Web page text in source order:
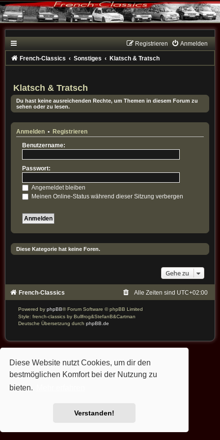
Diese Website nutzt Cookies, um dir den
bestmöglichen Komfort bei der Nutzung zu
bieten.
Verstanden!
Anmelden
Registrieren
French-Classics Sonstiges Klatsch & Tratsch
Klatsch & Tratsch
Du hast keine ausreichenden Rechte, um Themen in diesem Forum zu
sehen oder zu lesen.
Anmelden• Registrieren
Benutzername:
Passwort:
Angemeldet bleiben
Meinen Online-Status während dieser Sitzung verbergen
Diese Kategorie hat keine Foren.
Gehe zu
French-Classics Alle Zeiten sind UTC+02:00
Powered by phpBB® Forum Software © phpBB Limited
Style: french-classics by Bullfrog&StefanB&Cartman
Deutsche Übersetzung durch phpBB.de